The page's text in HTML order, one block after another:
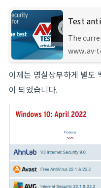
The
Windows
the
malware.
www.av-
이제는 명실상부하게 별도
이 되었습니다.